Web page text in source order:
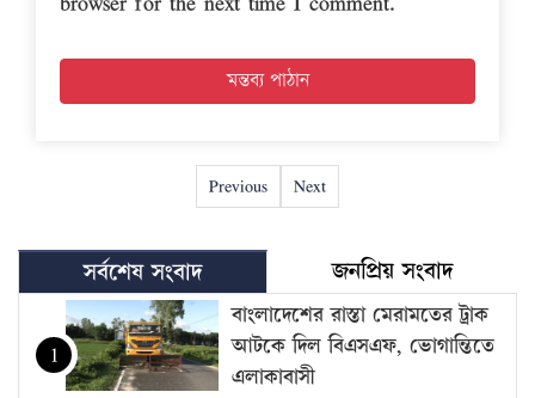
Previous Next
সর্বশেষ সংবাদ জনপ্রিয় সংবাদ
1
বাংলাদেশের রাস্তা মেরামতের ট্রাক
আটকে দিল বিএসএফ, ভোগান্তিতে
এলাকাবাসী